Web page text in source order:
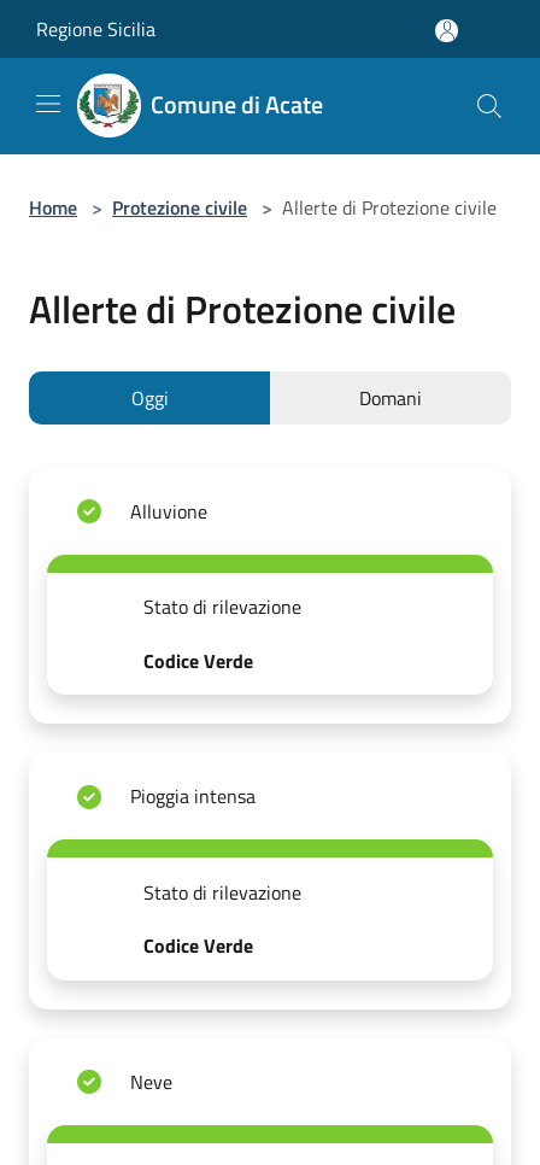
Regione Sicilia
Comune di Acate
Home > Protezione civile > Allerte di Protezione civile
Allerte di Protezione civile
Oggi Domani
Alluvione
Stato di rilevazione
Codice Verde
Pioggia intensa
Stato di rilevazione
Codice Verde
Neve